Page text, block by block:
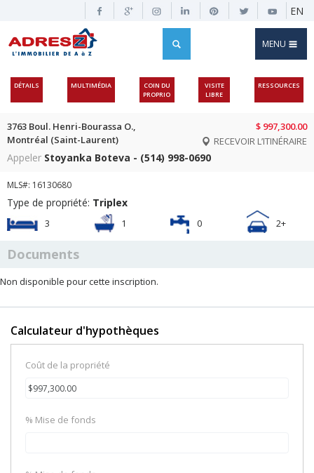
EN
MENU
DÉTAILS MULTIMÉDIA
COIN DU
PROPRIO
VISITE
LIBRE
RESSOURCES
3763 Boul. Henri-Bourassa O.,
Montréal (Saint-Laurent)
$ 997,300.00
RECEVOIR L’ITINÉRAIRE
Appeler Stoyanka Boteva - (514) 998-0690
MLS#: 16130680
Type de propriété: Triplex
3 1 0 2+
Documents
Non disponible pour cette inscription.
Calculateur d'hypothèques
Coût de la propriété
% Mise de fonds